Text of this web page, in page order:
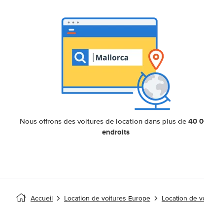
Nous offrons des voitures de location dans plus de 40
endroits
Accueil Location de voitures Europe Location de